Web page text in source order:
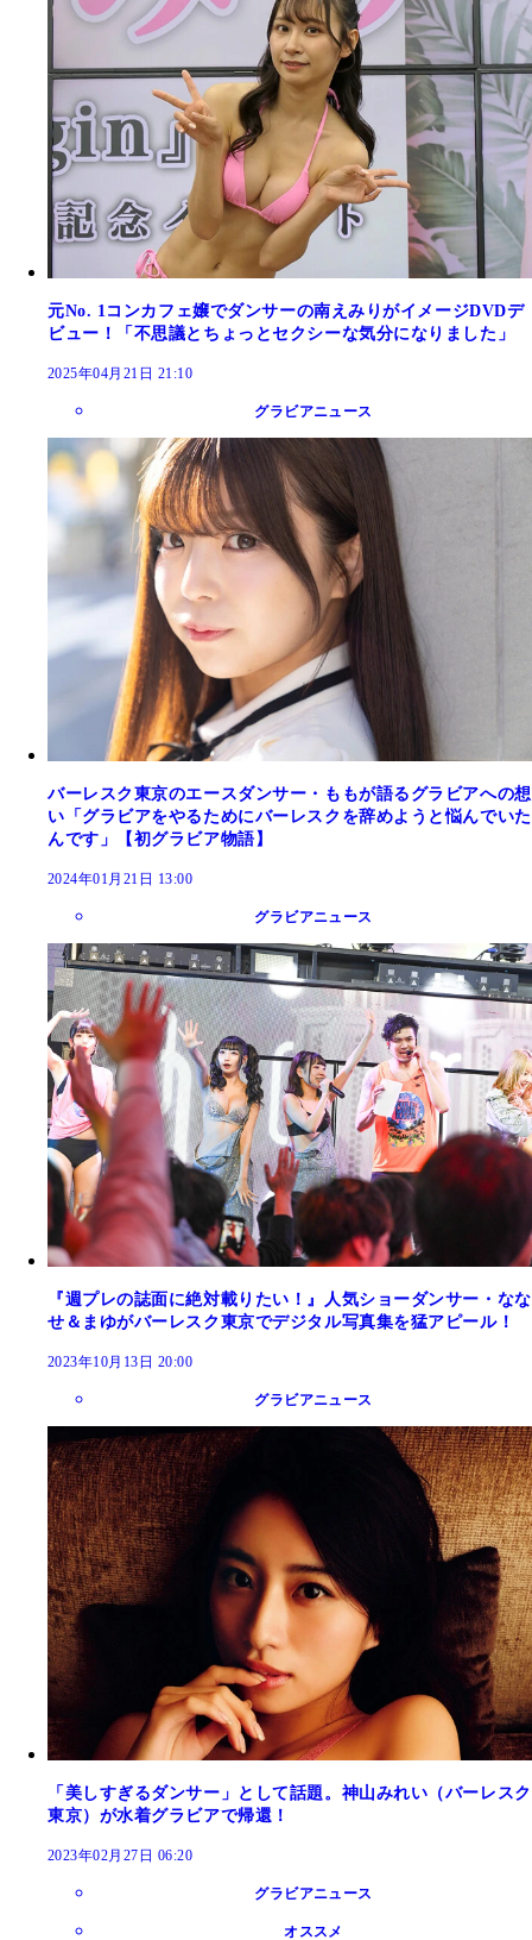
元No. 1コンカフェ嬢でダンサーの南えみりがイメージDVDデ
ビュー！「不思議とちょっとセクシーな気分になりました」
2025年04月21日 21:10
グラビアニュース
バーレスク東京のエースダンサー・ももが語るグラビアへの想
い「グラビアをやるためにバーレスクを辞めようと悩んでいた
んです」【初グラビア物語】
2024年01月21日 13:00
グラビアニュース
『週プレの誌面に絶対載りたい！』人気ショーダンサー・なな
せ＆まゆがバーレスク東京でデジタル写真集を猛アピール！
2023年10月13日 20:00
グラビアニュース
「美しすぎるダンサー」として話題。神山みれい（バーレスク
東京）が水着グラビアで帰還！
2023年02月27日 06:20
グラビアニュース
オススメ